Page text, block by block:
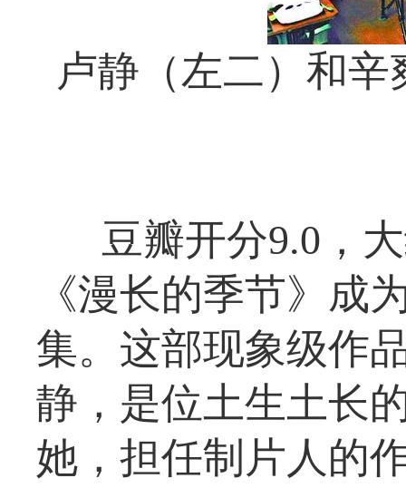
卢静（左二）和
豆瓣开分9.0，
《漫长的季节》成
集。这部现象级作
静，是位土生土长
她，担任制片人的